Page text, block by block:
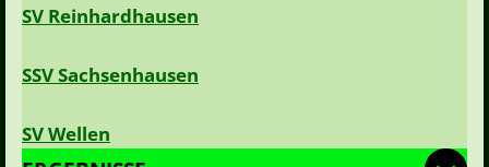
SV Reinhardhausen
SSV Sachsenhausen
SV Wellen